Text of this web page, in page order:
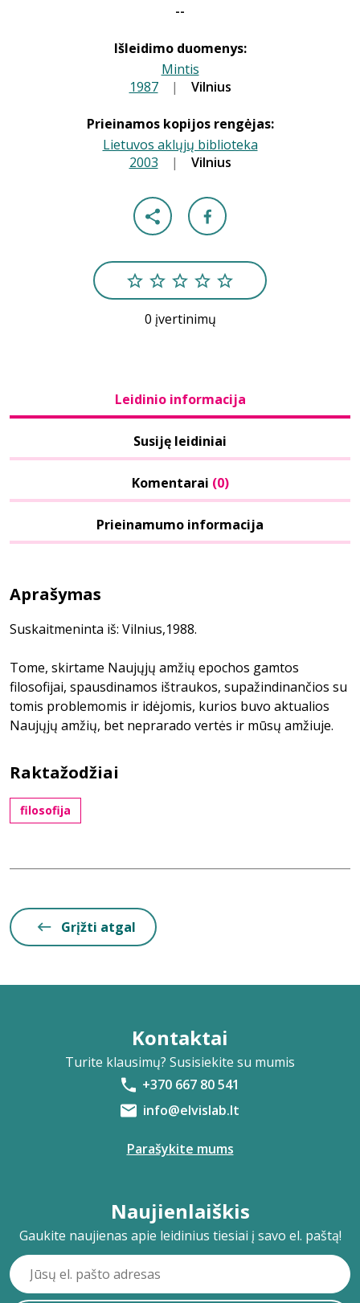
--
Išleidimo duomenys:
Mintis
1987 | Vilnius
Prieinamos kopijos rengėjas:
Lietuvos aklųjų biblioteka
2003 | Vilnius
0 įvertinimų
Leidinio informacija
Susiję leidiniai
Komentarai (0)
Prieinamumo informacija
Aprašymas
Suskaitmeninta iš: Vilnius,1988.
Tome, skirtame Naujųjų amžių epochos gamtos
filosofijai, spausdinamos ištraukos, supažindinančios su
tomis problemomis ir idėjomis, kurios buvo aktualios
Naujųjų amžių, bet neprarado vertės ir mūsų amžiuje.
Raktažodžiai
filosofija
Grįžti atgal
Kontaktai
Turite klausimų? Susisiekite su mumis
+370 667 80 541
info@elvislab.lt
Parašykite mums
Naujienlaiškis
Gaukite naujienas apie leidinius tiesiai į savo el. paštą!